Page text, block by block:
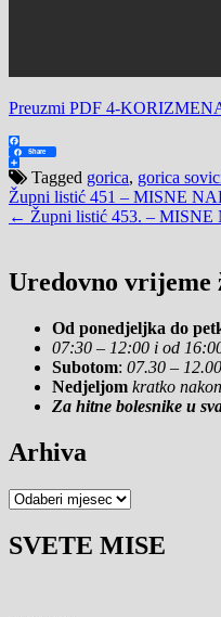
Preuzmi PDF 4-
Facebook
Share
ShareTagged gorica, gorica
Navigacija
objava
Župni listić 451 – MISNE
← Župni listić 453. –
Uredovno vrijeme
Od ponedjeljka do
07:30 – 12:00 i od
Subotom: 07.30 – 12.00
Nedjeljom kratko
Za hitne bolesnike u
Arhiva
Arhiva
SVETE MISE